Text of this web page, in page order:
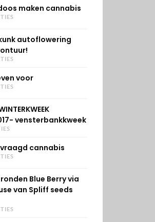
maken cannabis
autoflowering
voor
vensterbankkweek
cannabis
Blue Berry via
van Spliff seeds